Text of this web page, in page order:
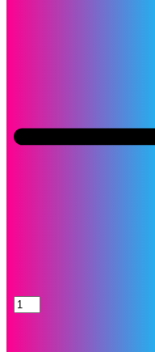
Tinta
HP